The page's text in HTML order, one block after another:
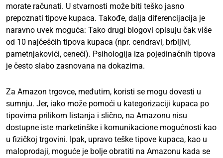
morate računati. U stvarnosti može biti teško jasno
prepoznati tipove kupaca. Takođe, dalja diferencijacija je
naravno uvek moguća: Tako drugi blogovi opisuju čak više
od 10 najčešćih tipova kupaca (npr. cendravi, brbljivi,
pametnjakovići, ceneći). Psihologija iza pojedinačnih tipova
je često slabo zasnovana na dokazima.
Za Amazon trgovce, međutim, koristi se mogu dovesti u
sumnju. Jer, iako može pomoći u kategorizaciji kupaca po
tipovima prilikom listanja i slično, na Amazonu nisu
dostupne iste marketinške i komunikacione mogućnosti kao
u fizičkoj trgovini. Ipak, upravo teške tipove kupaca, kao u
maloprodaji, moguće je bolje obratiti na Amazonu kada se